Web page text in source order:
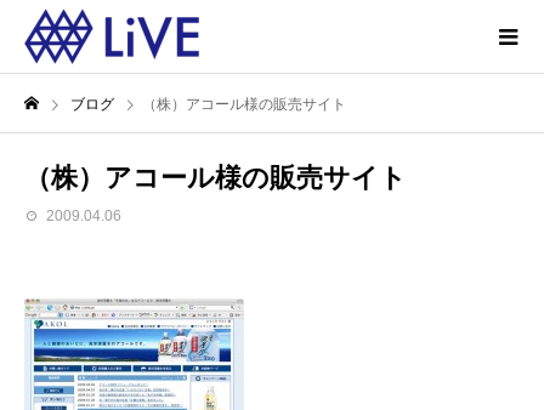
ブログ （株）アコール様の販売サイト
（株）アコール様の販売サイト
2009.04.06